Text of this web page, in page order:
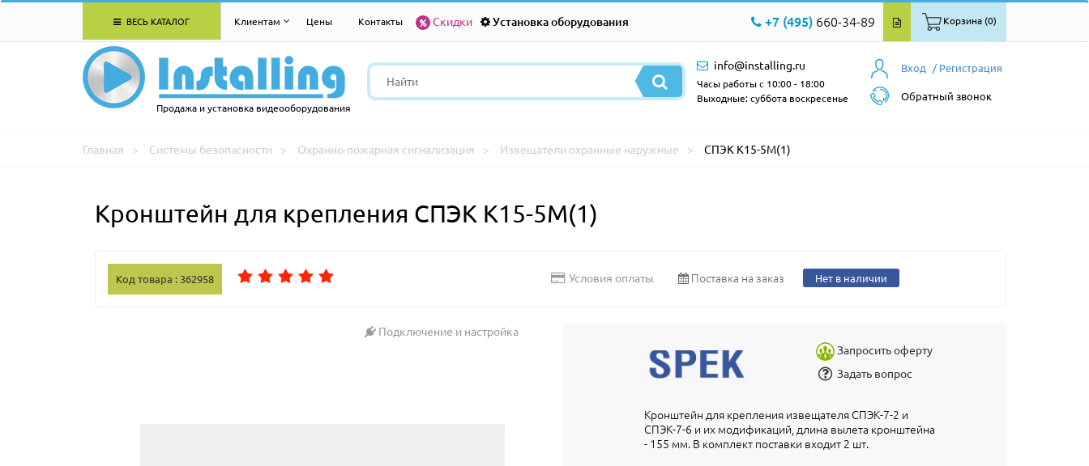
ВЕСЬ КАТАЛОГ Клиентам Цены Контакты Скидки Установка оборудования +7 (495) 660-34-89 Корзина (0)
Продажа и установка видеооборудования
Вход / Регистрация
Обратный звонок
info@installing.ru
Часы работы с 10:00 - 18:00
Выходные: суббота воскресенье
Главная Системы безопасности Охранно-пожарная сигнализация Извещатели охранные наружные СПЭК К15-5М(1)
Кронштейн для крепления СПЭК К15-5М(1)
Код товара : 362958 Условия оплаты Поставка на заказ Нет в наличии
Подключение и настройка
Запросить оферту
Задать вопрос
Кронштейн для крепления извещателя СПЭК-7-2 и
СПЭК-7-6 и их модификаций, длина вылета кронштейна
- 155 мм. В комплект поставки входит 2 шт.